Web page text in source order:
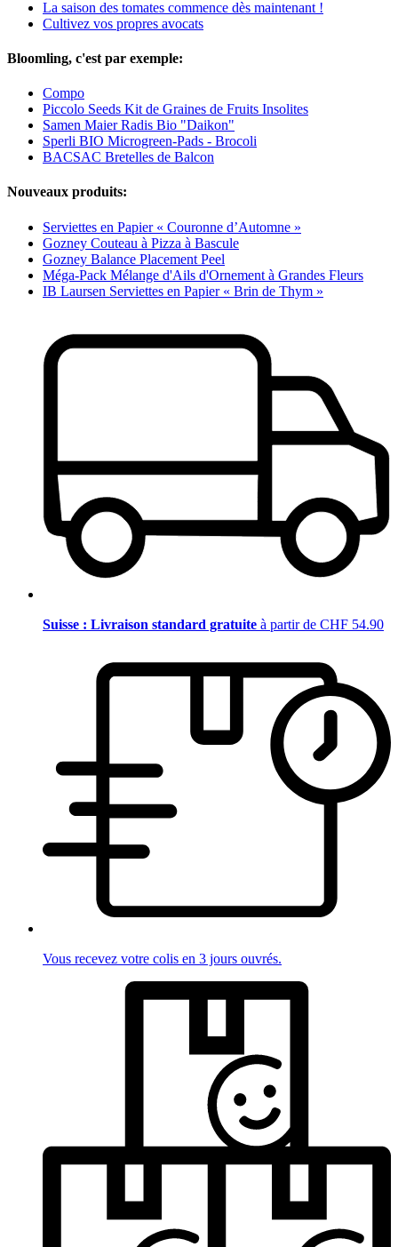
La saison des tomates commence dès maintenant !
Cultivez vos propres avocats
Bloomling, c'est par exemple:
Compo
Piccolo Seeds Kit de Graines de Fruits Insolites
Samen Maier Radis Bio "Daikon"
Sperli BIO Microgreen-Pads - Brocoli
BACSAC Bretelles de Balcon
Nouveaux produits:
Serviettes en Papier « Couronne d’Automne »
Gozney Couteau à Pizza à Bascule
Gozney Balance Placement Peel
Méga-Pack Mélange d'Ails d'Ornement à Grandes Fleurs
IB Laursen Serviettes en Papier « Brin de Thym »
Suisse : Livraison standard gratuite à partir de CHF 54.90
Vous recevez votre colis en 3 jours ouvrés.